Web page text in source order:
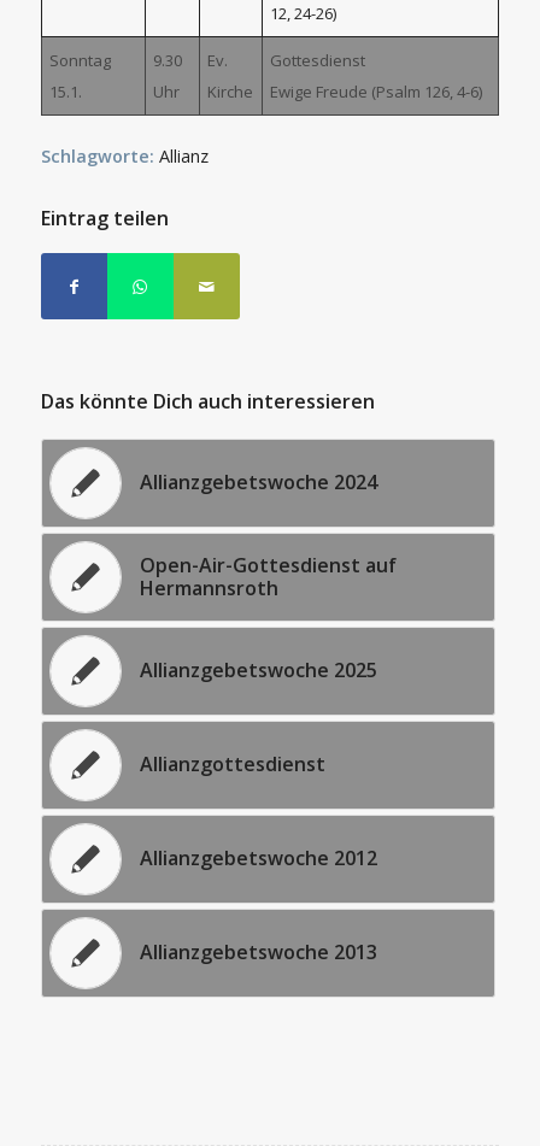
12, 24-26)
Sonntag
15.1.
9.30
Uhr
Ev.
Kirche
Gottesdienst
Ewige Freude (Psalm 126, 4-6)
Schlagworte: Allianz
Eintrag teilen
Das könnte Dich auch interessieren
Allianzgebetswoche 2024
Open-Air-Gottesdienst auf
Hermannsroth
Allianzgebetswoche 2025
Allianzgottesdienst
Allianzgebetswoche 2012
Allianzgebetswoche 2013